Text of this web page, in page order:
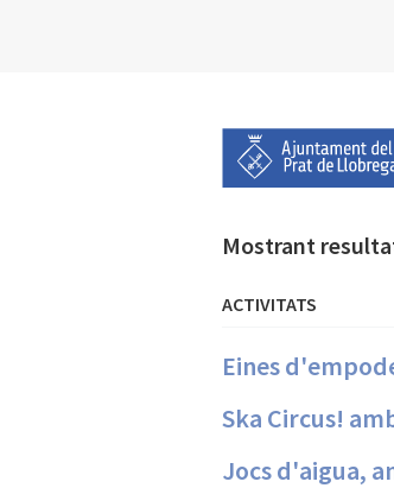
Mostrant
ACTIVITATS
Eines
Ska Circus!
Jocs d'aigua,